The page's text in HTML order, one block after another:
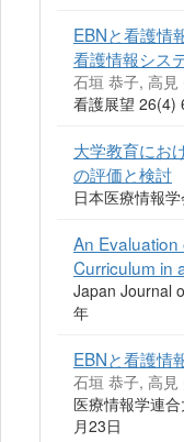
EBNと看護情
看護情報シス
石垣 恭子, 高見
看護展望 26(4)
大学教育にお
の評価と検討
日本医療情報
An
Curriculum in
Japan Journal
年
EBNと看護情
石垣 恭子, 高見
医療情報学連
月23日